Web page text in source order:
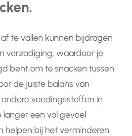
te vallen kunnen bijdragen
verzadiging, waardoor je
bent om te snacken tussen
de juiste balans van
voedingsstoffen in
langer een vol gevoel
helpen bij het verminderen